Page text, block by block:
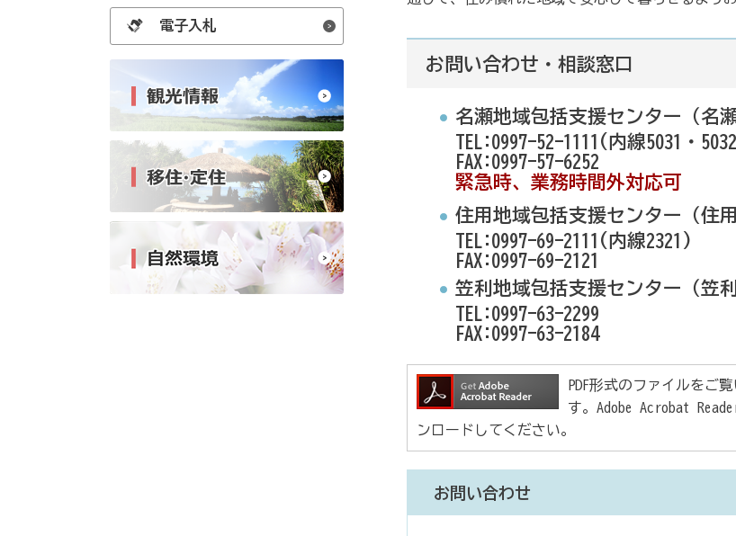
電子入札
お問い合わせ・相談窓口
名瀬地域包括支援センター（名
TEL:0997-52-1111(内線5031・
FAX:0997-57-6252
緊急時、業務時間外対応可
住用地域包括支援センター（住
TEL:0997-69-2111(内線2321)
FAX:0997-69-2121
笠利地域包括支援センター（笠
TEL:0997-63-2299
FAX:0997-63-2184
PDF形式のファイルをご
す。Adobe Acrobat
ンロードしてください。
お問い合わせ